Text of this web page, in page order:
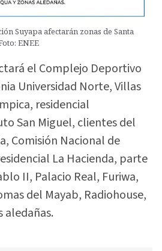
Suyapa afectarán zonas de Santa
ENEE
el Complejo Deportivo
Universidad Norte, Villas
residencial
San Miguel, clientes del
Comisión Nacional de
La Hacienda, parte
II, Palacio Real, Furiwa,
del Mayab, Radiohouse,
aledañas.